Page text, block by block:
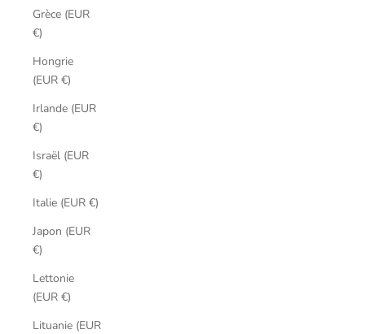
Grèce (EUR
€)
Hongrie
(EUR €)
Irlande (EUR
€)
Israël (EUR
€)
Italie (EUR €)
Japon (EUR
€)
Lettonie
(EUR €)
Lituanie (EUR